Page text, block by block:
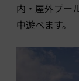
内・屋外プー
中遊べます。